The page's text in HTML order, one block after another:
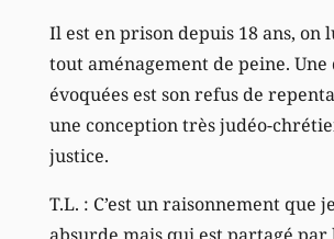
Il est en prison depuis 18 ans, on
tout aménagement de peine. Une
évoquées est son refus de
une conception très judéo-
justice.
T.L. : C’est un raisonnement que